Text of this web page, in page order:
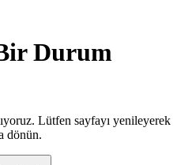
Durum
Lütfen sayfayı yenileyerek
dönün.